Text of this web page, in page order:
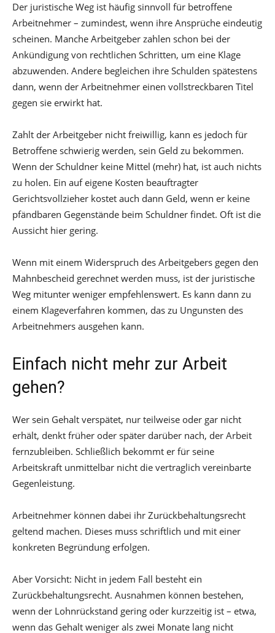
Der juristische Weg ist häufig sinnvoll für betroffene
Arbeitnehmer – zumindest, wenn ihre Ansprüche eindeutig
scheinen. Manche Arbeitgeber zahlen schon bei der
Ankündigung von rechtlichen Schritten, um eine Klage
abzuwenden. Andere begleichen ihre Schulden spätestens
dann, wenn der Arbeitnehmer einen vollstreckbaren Titel
gegen sie erwirkt hat.
Zahlt der Arbeitgeber nicht freiwillig, kann es jedoch für
Betroffene schwierig werden, sein Geld zu bekommen.
Wenn der Schuldner keine Mittel (mehr) hat, ist auch nichts
zu holen. Ein auf eigene Kosten beauftragter
Gerichtsvollzieher kostet auch dann Geld, wenn er keine
pfändbaren Gegenstände beim Schuldner findet. Oft ist die
Aussicht hier gering.
Wenn mit einem Widerspruch des Arbeitgebers gegen den
Mahnbescheid gerechnet werden muss, ist der juristische
Weg mitunter weniger empfehlenswert. Es kann dann zu
einem Klageverfahren kommen, das zu Ungunsten des
Arbeitnehmers ausgehen kann.
Einfach nicht mehr zur Arbeit
gehen?
Wer sein Gehalt verspätet, nur teilweise oder gar nicht
erhält, denkt früher oder später darüber nach, der Arbeit
fernzubleiben. Schließlich bekommt er für seine
Arbeitskraft unmittelbar nicht die vertraglich vereinbarte
Gegenleistung.
Arbeitnehmer können dabei ihr Zurückbehaltungsrecht
geltend machen. Dieses muss schriftlich und mit einer
konkreten Begründung erfolgen.
Aber Vorsicht: Nicht in jedem Fall besteht ein
Zurückbehaltungsrecht. Ausnahmen können bestehen,
wenn der Lohnrückstand gering oder kurzzeitig ist – etwa,
wenn das Gehalt weniger als zwei Monate lang nicht